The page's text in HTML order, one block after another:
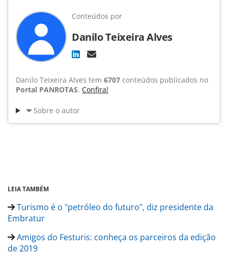
Conteúdos por
Danilo Teixeira Alves
Danilo Teixeira Alves tem 6707 conteúdos publicados no
Portal PANROTAS. Confira!
Sobre o autor
LEIA TAMBÉM
Turismo é o "petróleo do futuro", diz presidente da
Embratur
Amigos do Festuris: conheça os parceiros da edição
de 2019